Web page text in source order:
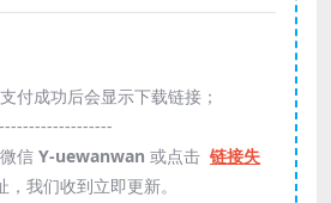
付成功后会显示下载链接；
信 Y-uewanwan 或点击 链接失
我们收到立即更新。